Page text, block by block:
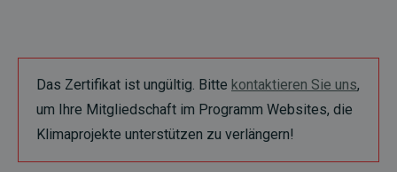
Das Zertifikat ist ungültig. Bitte kontaktieren Sie uns,
um Ihre Mitgliedschaft im Programm Websites, die
Klimaprojekte unterstützen zu verlängern!